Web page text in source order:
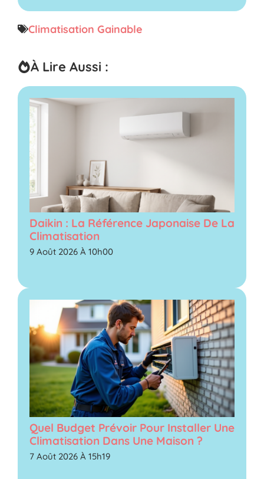
Climatisation Gainable
À Lire Aussi :
Daikin : La Référence Japonaise De La
Climatisation
9 Août 2026 À 10h00
Quel Budget Prévoir Pour Installer Une
Climatisation Dans Une Maison ?
7 Août 2026 À 15h19